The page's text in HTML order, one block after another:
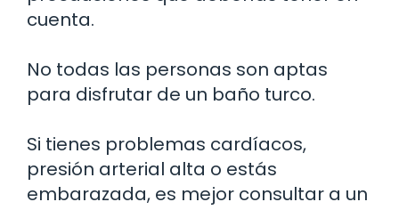
cuenta.
No todas las personas son aptas
para disfrutar de un baño turco.
Si tienes problemas cardíacos,
presión arterial alta o estás
embarazada, es mejor consultar a un